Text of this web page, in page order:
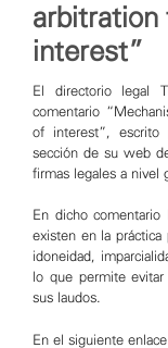
arbitration
interest”
El directorio legal
comentario
of interest”, escrito
sección de su web
firmas legales a nivel
En dicho
existen en la práctica
idoneidad,
lo que permite
sus laudos.
En el siguiente